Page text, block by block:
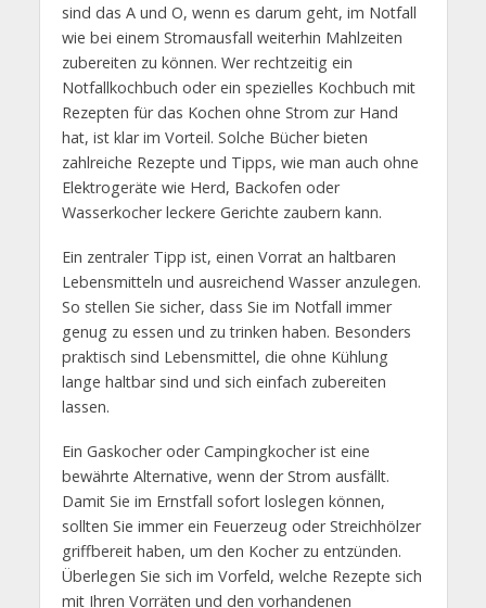
sind das A und O, wenn es darum geht, im Notfall
wie bei einem Stromausfall weiterhin Mahlzeiten
zubereiten zu können. Wer rechtzeitig ein
Notfallkochbuch oder ein spezielles Kochbuch mit
Rezepten für das Kochen ohne Strom zur Hand
hat, ist klar im Vorteil. Solche Bücher bieten
zahlreiche Rezepte und Tipps, wie man auch ohne
Elektrogeräte wie Herd, Backofen oder
Wasserkocher leckere Gerichte zaubern kann.
Ein zentraler Tipp ist, einen Vorrat an haltbaren
Lebensmitteln und ausreichend Wasser anzulegen.
So stellen Sie sicher, dass Sie im Notfall immer
genug zu essen und zu trinken haben. Besonders
praktisch sind Lebensmittel, die ohne Kühlung
lange haltbar sind und sich einfach zubereiten
lassen.
Ein Gaskocher oder Campingkocher ist eine
bewährte Alternative, wenn der Strom ausfällt.
Damit Sie im Ernstfall sofort loslegen können,
sollten Sie immer ein Feuerzeug oder Streichhölzer
griffbereit haben, um den Kocher zu entzünden.
Überlegen Sie sich im Vorfeld, welche Rezepte sich
mit Ihren Vorräten und den vorhandenen